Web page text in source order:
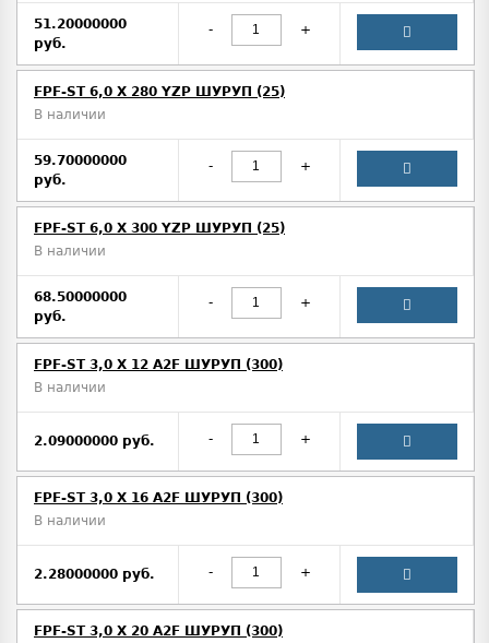
51.20000000
руб.
- +
FPF-ST 6,0 X 280 YZP ШУРУП (25)
В наличии
59.70000000
руб.
- +
FPF-ST 6,0 X 300 YZP ШУРУП (25)
В наличии
68.50000000
руб.
- +
FPF-ST 3,0 X 12 A2F ШУРУП (300)
В наличии
2.09000000 руб. - +
FPF-ST 3,0 X 16 A2F ШУРУП (300)
В наличии
2.28000000 руб. - +
FPF-ST 3,0 X 20 A2F ШУРУП (300)